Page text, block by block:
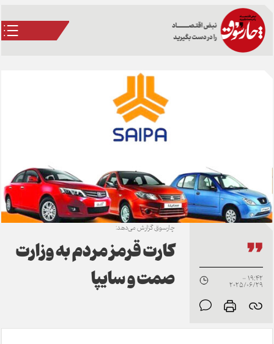
19:42 -
2025/06/29
چارسوق گزارش می‌دهد:
کارت قرمز مردم به وزارت
صمت و سایپا